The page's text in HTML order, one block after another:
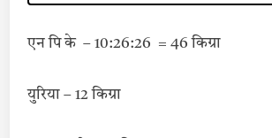
एन पि के – 10:26:26 = 46 किग्रा
युरिया – 12 किग्रा